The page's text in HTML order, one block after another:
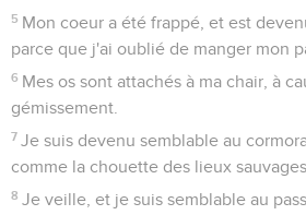
5 Mon coeur a été frappé, et est
parce que j'ai oublié de manger mon
6 Mes os sont attachés à ma chair, à
gémissement.
7 Je suis devenu semblable au
comme la chouette des lieux sauvages.
8 Je veille, et je suis semblable au